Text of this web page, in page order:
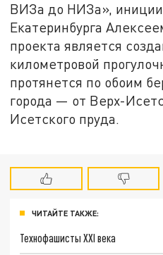
ВИЗа до НИЗа»,
Екатеринбурга
проекта является
километровой
протянется по обоим
города — от Верх-
Исетского пруда.
ЧИТАЙТЕ ТАКЖЕ:
Технофашисты XXI века